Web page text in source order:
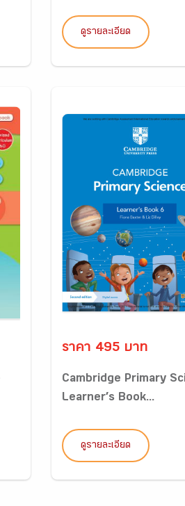
ดูรายละเอียด
ราคา 495 บาท
Cambridge Primary
Learner’s Book...
ดูรายละเอียด